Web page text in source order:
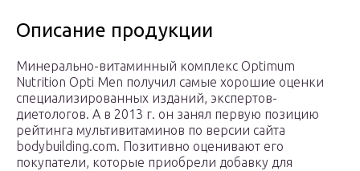
Описание продукции
Минерально-витаминный комплекс Optimum
Nutrition Opti Men получил самые хорошие оценки
специализированных изданий, экспертов-
диетологов. А в 2013 г. он занял первую позицию
рейтинга мультивитаминов по версии сайта
bodybuilding.com. Позитивно оценивают его
покупатели, которые приобрели добавку для